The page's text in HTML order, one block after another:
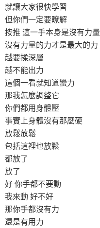
就讓大家很快學習
但你們一定要瞭解
按推 這一手本身是沒有力量
沒有力量的力才是最大的力
越要揉深層
越不能出力
這個一看就知道蠻力
那我怎麼調整它
你們都用身體壓
事實上身體沒有那麼硬
放鬆放鬆
包括這裡也放鬆
都放了
放了
好 你手都不要動
我來動 好不好
那你手都沒有力
還是有用力